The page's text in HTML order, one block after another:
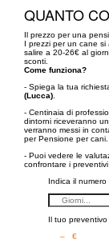
QUANTO
Il prezzo per una
I prezzi per un cane
salire a 20-26€ al
sconti.
Come funziona?
- Spiega la tua
(Lucca)
- Centinaia di
dintorni riceveranno
verranno messi in
per Pensione per cani.
- Puoi vedere le
confrontare i
Indica il
Il tuo preventivo
– €